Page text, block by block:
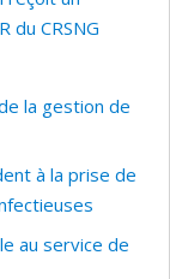
du CRSNG
la gestion de
à la prise de
au service de